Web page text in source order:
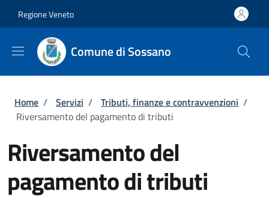
Regione Veneto
Comune di Sossano
Briciole di pane
Home / Servizi / Tributi, finanze e contravvenzioni /
Riversamento del pagamento di tributi
Riversamento del
pagamento di tributi